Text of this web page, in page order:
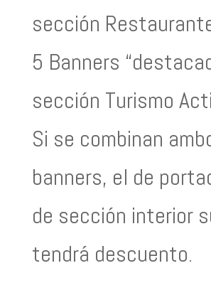
sección
5 Banners
sección Turismo
Si se combinan
banners, el de
de sección interior
tendrá descuento.